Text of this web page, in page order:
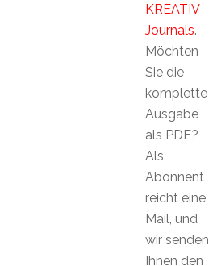
KREATIV
Journals.
Möchten
Sie die
komplette
Ausgabe
als PDF?
Als
Abonnent
reicht eine
Mail, und
wir senden
Ihnen den